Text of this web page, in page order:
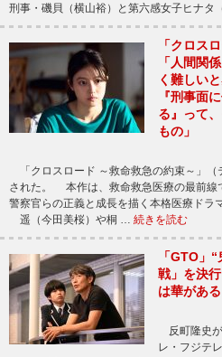
刑事・磯貝（横山裕）と第六感女子ヒナタ
「クロス
「人間関
く難しい
『刑事面
る』って
もの」
「クロスロード ～救命救急の約束～」（
された。 本作は、救命救急医療の最前線
警察官らの正義と成長を描く本格医療ドラ
遥（今田美桜）や桐 … 続きを読む
「GTO」
戦」を決
は華があ
反町隆史
レ・フジテ